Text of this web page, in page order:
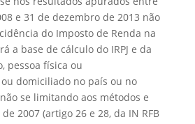
e 31 de dezembro de 2013 não
do Imposto de Renda na
a base de cálculo do IRPJ e da
pessoa física ou
domiciliado no país ou no
se limitando aos métodos e
2007 (artigo 26 e 28, da IN RFB